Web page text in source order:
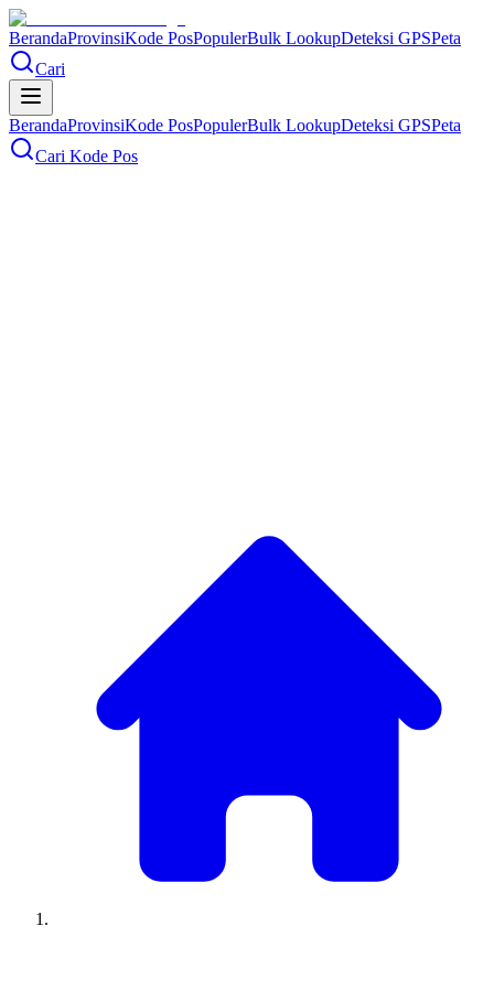
BerandaProvinsiKode PosPopulerBulk LookupDeteksi GPSPeta
Cari
BerandaProvinsiKode PosPopulerBulk LookupDeteksi GPSPeta
Cari Kode Pos